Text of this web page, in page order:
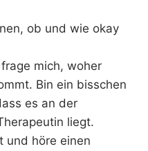
ob und wie okay
mich, woher
Bin ein bisschen
es an der
liegt.
und höre einen